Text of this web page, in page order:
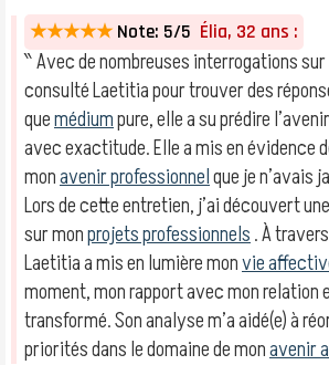
★★★★★ Note: 5/5 Élia, 32 ans :
‶ Avec de nombreuses interrogations sur
consulté Laetitia pour trouver des
quemédiumpure, elle a su prédire
avec exactitude. Elle a mis en évidence
monavenir professionnelque je n’avais
Lors de cette entretien, j’ai découvert
sur monprojets professionnels. À
Laetitia a mis en lumière monvie
moment, mon rapport avec mon
transformé. Son analyse m’a aidé(e) à
priorités dans le domaine de monavenir